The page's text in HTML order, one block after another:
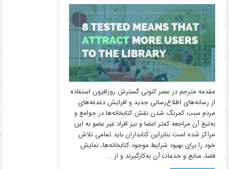
مقدمه مترجم در عصر کنونی گسترش روزافزون استفاده
از رسانه‌های اطلاع‌رسانی جدید و افزایش دغدغه‌های
مردم سبب کمرنگ شدن نقش کتابخانه‌ها در جوامع و
به‌تبع آن مراجعه کمتر اعضا و نیز افراد غیر عضو به این
مراکز شده است بنابراین کتابداران باید تمامی تلاش
خود را برای بهبود شرایط موجود کتابخانه‌ها، نمایش
فضا، منابع و خدمات آن به‌کارگیرند و از …